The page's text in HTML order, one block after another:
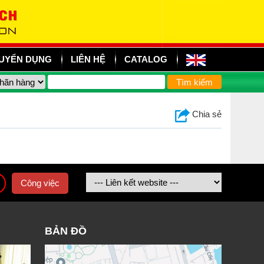
DỤNG LIÊN HỆ CATALOG
Chia sẻ
Công việc
BẢN ĐỒ